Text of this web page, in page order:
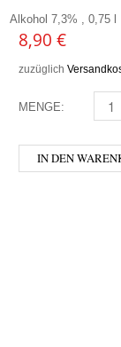
Alkohol 7,3% , 0,75 l
8,90 €
zuzüglich
MENGE:
IN DEN